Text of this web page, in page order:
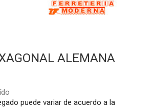
ALEMANA
puede variar de acuerdo a la